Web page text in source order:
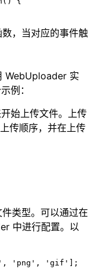
，当对应的事件触
WebUploader 实
例：
始上传文件。上传
传顺序，并在上传
类型。可以通过在
中进行配置。以
'png', 'gif'];